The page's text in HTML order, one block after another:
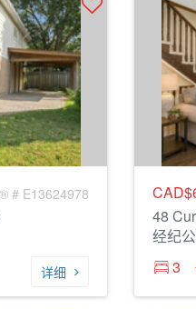
# E13624978
详细
48
经纪
3